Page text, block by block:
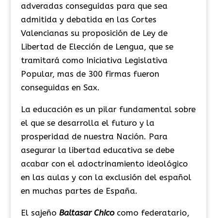
adveradas conseguidas para que sea
admitida y debatida en las Cortes
Valencianas su proposición de Ley de
Libertad de Elección de Lengua, que se
tramitará como Iniciativa Legislativa
Popular, mas de 300 firmas fueron
conseguidas en Sax.
La educación es un pilar fundamental sobre
el que se desarrolla el futuro y la
prosperidad de nuestra Nación. Para
asegurar la libertad educativa se debe
acabar con el adoctrinamiento ideológico
en las aulas y con la exclusión del español
en muchas partes de España.
El sajeño Baltasar Chicocomo federatario,